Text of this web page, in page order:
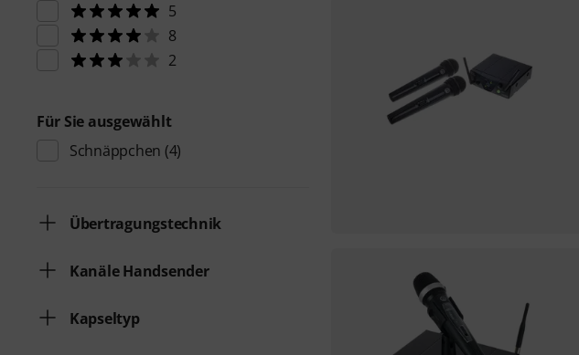
5
8
2
Für Sie ausgewählt
Schnäppchen (4)
Übertragungstechnik
Kanäle Handsender
Kapseltyp